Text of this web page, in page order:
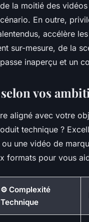
la moitié des
En outre,
accélère
sur-mesure, de la
inaperçu et un
vos
aligné avec votre
technique ?
une vidéo de
formats pour vous
⚙️ Complexité
Technique